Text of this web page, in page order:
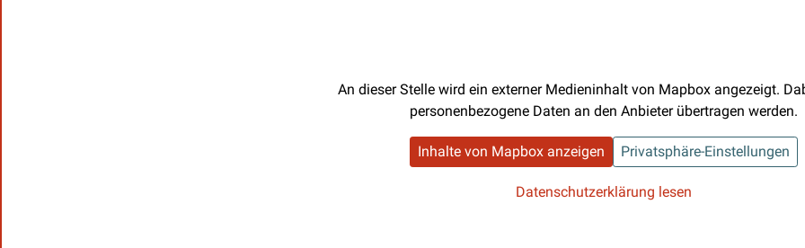
An dieser Stelle wird ein externer Medieninhalt von Mapbox angezeigt.
personenbezogene Daten an den Anbieter übertragen werden.
Inhalte von Mapbox anzeigen Privatsphäre-Einstellungen
Datenschutzerklärung lesen